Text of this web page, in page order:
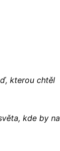
kterou chtěl
kde by na